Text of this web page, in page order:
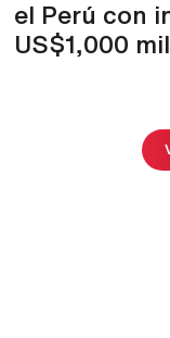
el Perú con
US$1,000